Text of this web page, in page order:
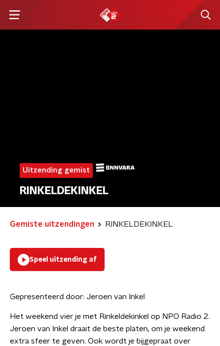
Uitzending gemist
RINKELDEKINKEL
Gemiste uitzendingen RINKELDEKINKEL
Speel uitzending af
Gepresenteerd door: Jeroen van Inkel
Het weekend vier je met Rinkeldekinkel op NPO Radio 2.
Jeroen van Inkel draait de beste platen, om je weekend
extra sfeer te geven. Ook wordt je bijgepraat over